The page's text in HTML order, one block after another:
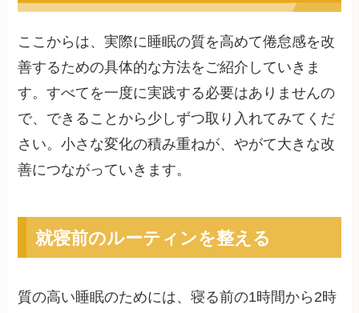
ここからは、実際に睡眠の質を高めて倦怠感を改
善するための具体的な方法をご紹介していきま
す。すべてを一度に実践する必要はありませんの
で、できることから少しずつ取り入れてみてくだ
さい。小さな変化の積み重ねが、やがて大きな改
善につながっていきます。
就寝前のルーティンを整える
質の高い睡眠のためには、寝る前の1時間から2時